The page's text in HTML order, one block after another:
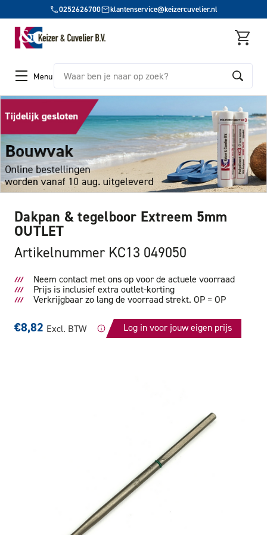
0252626700 klantenservice@keizercuvelier.nl
Menu Zoeken
Dakpan & tegelboor Extreem 5mm
OUTLET
Artikelnummer KC13 049050
Neem contact met ons op voor de actuele voorraad
Prijs is inclusief extra outlet-korting
Verkrijgbaar zo lang de voorraad strekt. OP = OP
€8,82 Excl. BTW Log in voor jouw eigen prijs